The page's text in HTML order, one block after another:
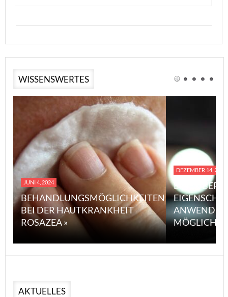
WISSENSWERTES
JUNI 4, 2024
BEHANDLUNGSMÖGLICHKEITEN
BEI DER HAUTKRANKHEIT
ROSAZEA »
DEZEMBER 14, 2023
EINE
MÖGLICHE
AKTUELLES